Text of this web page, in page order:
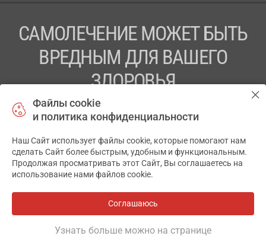
САМОЛЕЧЕНИЕ МОЖЕТ БЫТЬ
ВРЕДНЫМ ДЛЯ ВАШЕГО
ЗДОРОВЬЯ
ПЕРЕД ПРИМЕНЕНИЕМ ПРЕПАРАТА
ПРОКОНСУЛЬТИРУЙТЕСЬ С ВРАЧОМ
ТОВ «АПТЕКА 911.ЮА» Код ЄДРПОУ 43631965.
Отказ от ответственности
АПТЕКА911.ЮА
Файлы cookie
и политика конфиденциальности
Наш Сайт использует файлы cookie, которые помогают нам
сделать Сайт более быстрым, удобным и функциональным.
Продолжая просматривать этот Сайт, Вы соглашаетесь на
использование нами файлов cookie.
Соглашаюсь
Узнать больше можно на странице
✕